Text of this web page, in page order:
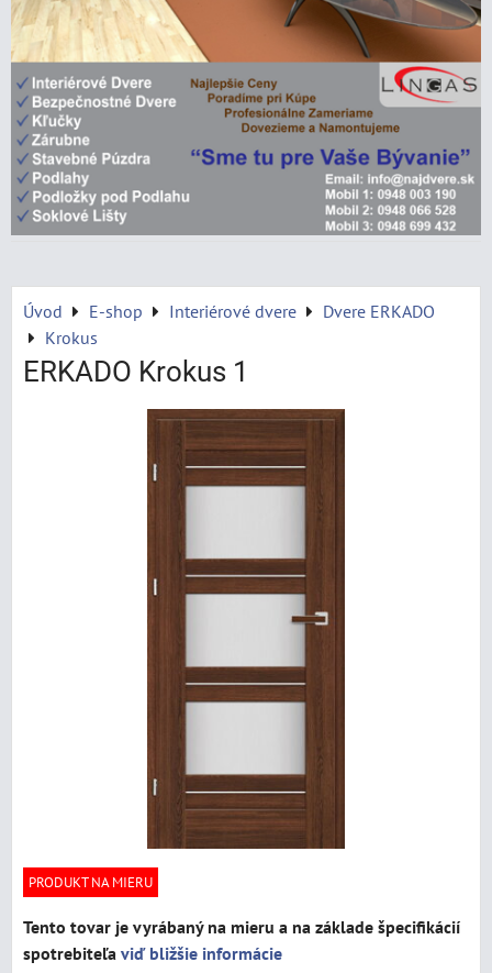
Úvod E-shop Interiérové dvere
Dvere ERKADO
Krokus
ERKADO Krokus 1
PRODUKT NA MIERU
Tento tovar je vyrábaný na mieru a na základe špecifikácií
spotrebiteľa viď bližšie informácie